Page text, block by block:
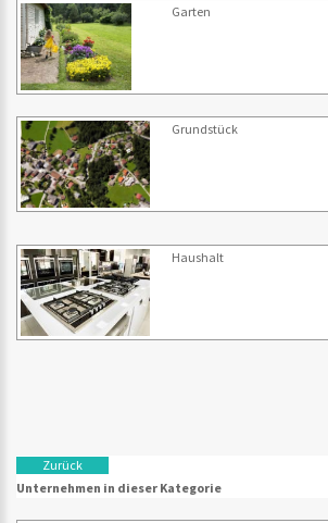
Garten
Grundstück
Haushalt
Zurück
Unternehmen in dieser Kategorie